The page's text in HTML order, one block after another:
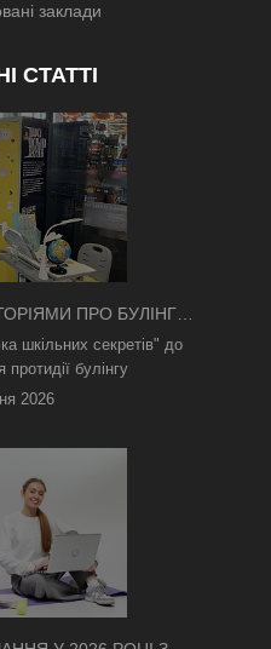
заклади
СТАТТІ
ПРО БУЛІНГ
В КИЄВІ
шкільних секретів" до
булінгу
2026